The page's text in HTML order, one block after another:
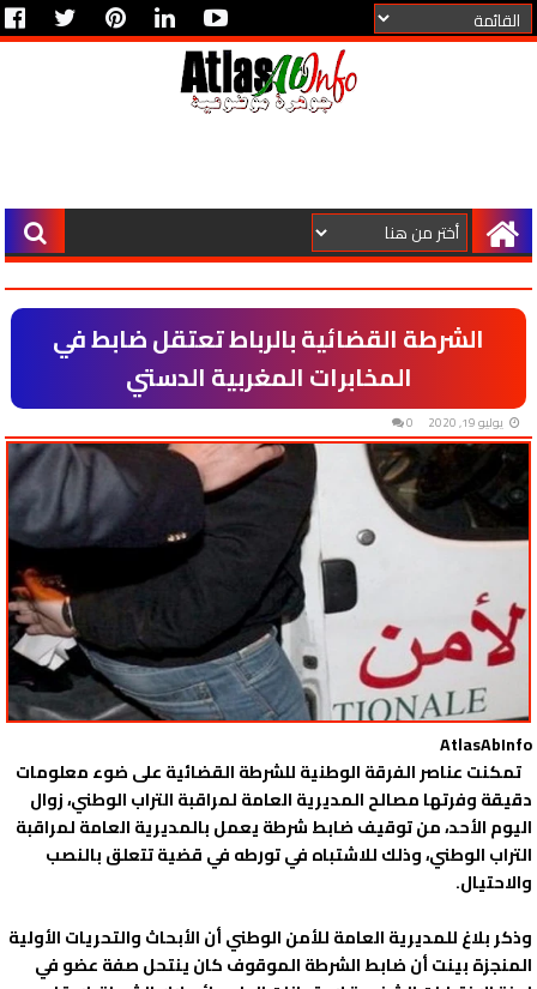
الشرطة القضائية بالرباط تعتقل ضابط في
المخابرات المغربية الدستي
يوليو 19, 2020 0
AtlasAbInfo
تمكنت عناصر الفرقة الوطنية للشرطة القضائية على ضوء معلومات
دقيقة وفرتها مصالح المديرية العامة لمراقبة التراب الوطني، زوال
اليوم الأحد، من توقيف ضابط شرطة يعمل بالمديرية العامة لمراقبة
التراب الوطني، وذلك للاشتباه في تورطه في قضية تتعلق بالنصب
والاحتيال.
وذكر بلاغ للمديرية العامة للأمن الوطني أن الأبحاث والتحريات الأولية
المنجزة بينت أن ضابط الشرطة الموقوف كان ينتحل صفة عضو في